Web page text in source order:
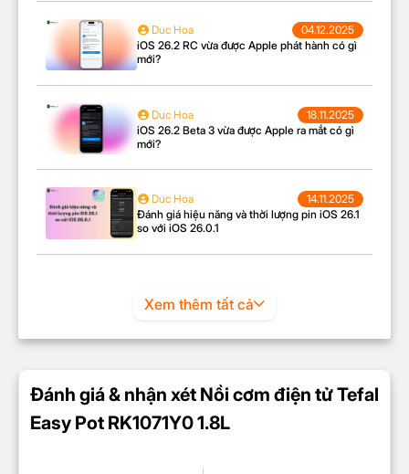
Duc Hoa
04.12.2025
iOS 26.2 RC vừa được Apple phát hành có gì
mới?
Duc Hoa
18.11.2025
iOS 26.2 Beta 3 vừa được Apple ra mắt có gì
mới?
Duc Hoa
14.11.2025
Đánh giá hiệu năng và thời lượng pin iOS 26.1
so với iOS 26.0.1
Xem thêm tất cả
Đánh giá & nhận xét Nồi cơm điện tử Tefal
Easy Pot RK1071Y0 1.8L